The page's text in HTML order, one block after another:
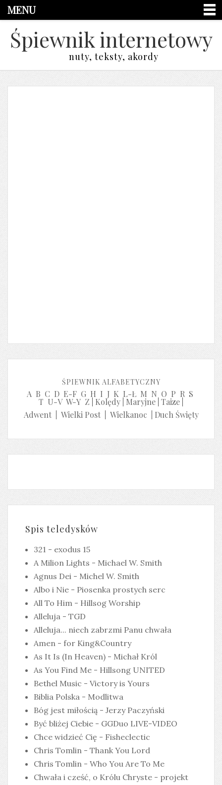
MENU
Śpiewnik internetowy
nuty, teksty, akordy
ŚPIEWNIK ALFABETYCZNY
A B C D E-F G H I J K L-Ł M N O P R S
T U-V W-Y Z Kolędy Maryjne Taize
Adwent| Wielki Post| Wielkanoc Duch Święty
Spis teledysków
321 - exodus 15
A Milion Lights - Michael W. Smith
Agnus Dei - Michel W. Smith
Albo i Nie - Piosenka prostych serc
All To Him - Hillsog Worship
Alleluja - TGD
Alleluja... niech zabrzmi Panu chwała
Amen - for King&Country
As It Is (In Heaven) - Michał Król
As You Find Me - Hillsong UNITED
Bethel Music - Victory is Yours
Biblia Polska - Modlitwa
Bóg jest miłością - Jerzy Paczyński
Być bliżej Ciebie - GGDuo LIVE-VIDEO
Chce widzieć Cię - Fisheclectic
Chris Tomlin - Thank You Lord
Chris Tomlin - Who You Are To Me
Chwała i cześć, o Królu Chryste - projekt